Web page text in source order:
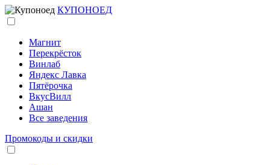
КУПОНОЕД
Магнит
Перекрёсток
Винлаб
Яндекс Лавка
Пятёрочка
ВкусВилл
Ашан
Все заведения
Промокоды и скидки